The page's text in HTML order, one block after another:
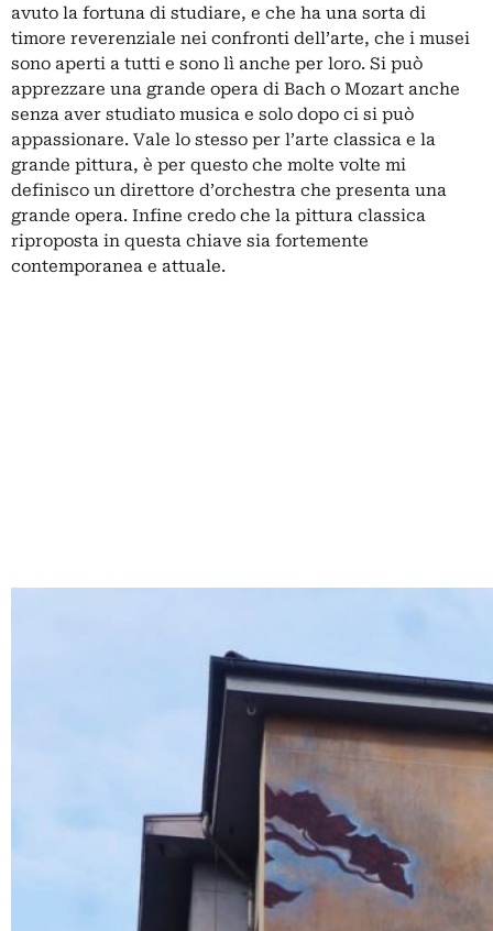
avuto la fortuna di studiare, e che ha una sorta di
timore reverenziale nei confronti dell’arte, che i musei
sono aperti a tutti e sono lì anche per loro. Si può
apprezzare una grande opera di Bach o Mozart anche
senza aver studiato musica e solo dopo ci si può
appassionare. Vale lo stesso per l’arte classica e la
grande pittura, è per questo che molte volte mi
definisco un direttore d’orchestra che presenta una
grande opera. Infine credo che la pittura classica
riproposta in questa chiave sia fortemente
contemporanea e attuale.